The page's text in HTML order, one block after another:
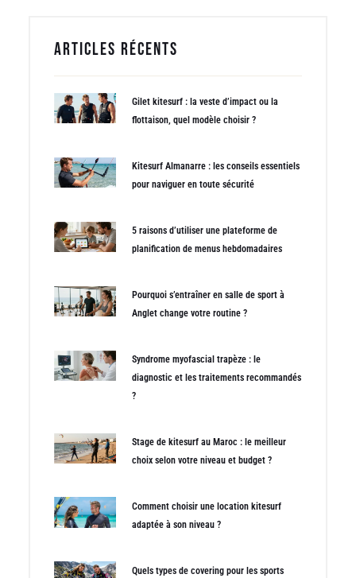
Articles récents
Gilet kitesurf : la veste d’impact ou la
flottaison, quel modèle choisir ?
Kitesurf Almanarre : les conseils essentiels
pour naviguer en toute sécurité
5 raisons d’utiliser une plateforme de
planification de menus hebdomadaires
Pourquoi s’entraîner en salle de sport à
Anglet change votre routine ?
Syndrome myofascial trapèze : le
diagnostic et les traitements recommandés
?
Stage de kitesurf au Maroc : le meilleur
choix selon votre niveau et budget ?
Comment choisir une location kitesurf
adaptée à son niveau ?
Quels types de covering pour les sports